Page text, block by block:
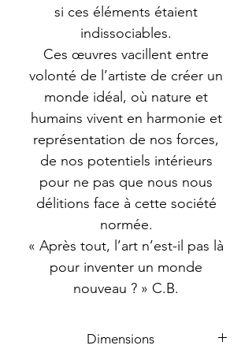
si ces éléments étaient
indissociables.
Ces œuvres vacillent entre
volonté de l’artiste de créer un
monde idéal, où nature et
humains vivent en harmonie et
représentation de nos forces,
de nos potentiels intérieurs
pour ne pas que nous nous
délitions face à cette société
normée.
« Après tout, l’art n’est-il pas là
pour inventer un monde
nouveau ? » C.B.
Dimensions